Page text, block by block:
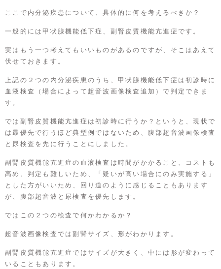
ここで内分泌疾患について、具体的に何を考えるべきか？
一般的には甲状腺機能低下症、副腎皮質機能亢進症です。
実はもう一つ考えてもいいものがあるのですが、そこはあえて
伏せておきます。
上記の２つの内分泌疾患のうち、甲状腺機能低下症は初診時に
血液検査（場合によって超音波画像検査追加）で判定できま
す。
では副腎皮質機能亢進症は初診時に行うか？というと、現状で
は最優先で行うほど典型例ではないため、腹部超音波画像検査
と尿検査を先に行うことにしました。
副腎皮質機能亢進症の血液検査は時間がかかること、コストも
高め、判定も難しいため、「疑いが高い場合にのみ実施する」
とした方がいいため、回り道のように感じることもあります
が、腹部超音波と尿検査を優先します。
ではこの２つの検査で何かわかるか？
超音波画像検査では副腎サイズ、形がわかります。
副腎皮質機能亢進症ではサイズが大きく、中には形が変わって
いることもあります。